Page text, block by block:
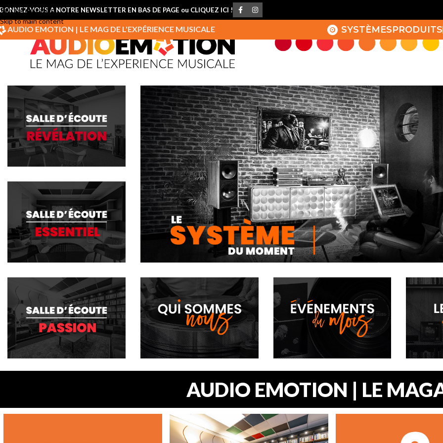
Skip to navigation
Skip to main content
VOUS A NOTRE NEWSLETTER EN BAS DE PAGE ou CLIQUEZ ICI !
AUDIO EMOTION | LE MAG DE L'EXPÉRIENCE MUSICALE SYSTÈMESPRODUITS
PLONGEZ AU CŒUR DE L’EXPÉRIENCE MUSICALE.
LA SECTION IMMERSIVE OÙ ENVIRONNEMENT ET
SYSTÈME D’ÉCOUTE SONT EN ADÉQUATION.
AUDIO EMOTION | LE